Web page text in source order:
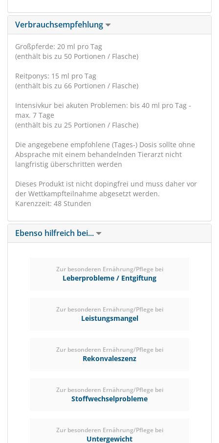
Verbrauchsempfehlung
Großpferde: 20 ml pro Tag
(enthält bis zu 50 Portionen / Flasche)
Reitponys: 15 ml pro Tag
(enthält bis zu 66 Portionen / Flasche)
Intensivkur bei akuten Problemen: bis 40 ml pro Tag -
max. 7 Tage
(enthält bis zu 25 Portionen / Flasche)
Die angegebene empfohlene (Tages-) Dosis sollte ohne
Absprache mit einem behandelnden Tierarzt nicht
langfristig überschritten werden
Dieses Produkt ist nicht dopingfrei und muss daher vor
der Wettkampfteilnahme abgesetzt werden.
Karenzzeit: 48 Stunden
Ebenso hilfreich bei...
Zur besonderen Ernährung/Pflege bei
Leberprobleme / Entgiftung
Zur besonderen Ernährung/Pflege bei
Leistungsmangel
Zur besonderen Ernährung/Pflege bei
Rekonvaleszenz
Zur besonderen Ernährung/Pflege bei
Stoffwechselprobleme
Zur besonderen Ernährung/Pflege bei
Untergewicht